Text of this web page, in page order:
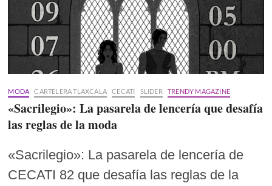
MODA CARTELERA TLAXCALA CECATI SLIDER TRENDY MAGAZINE
«Sacrilegio»: La pasarela de lencería que desafía
las reglas de la moda
«Sacrilegio»: La pasarela de lencería de
CECATI 82 que desafía las reglas de la